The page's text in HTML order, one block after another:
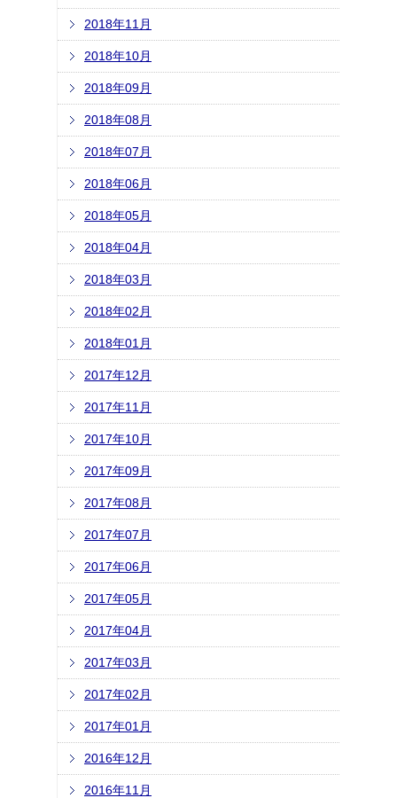
2018年11月
2018年10月
2018年09月
2018年08月
2018年07月
2018年06月
2018年05月
2018年04月
2018年03月
2018年02月
2018年01月
2017年12月
2017年11月
2017年10月
2017年09月
2017年08月
2017年07月
2017年06月
2017年05月
2017年04月
2017年03月
2017年02月
2017年01月
2016年12月
2016年11月